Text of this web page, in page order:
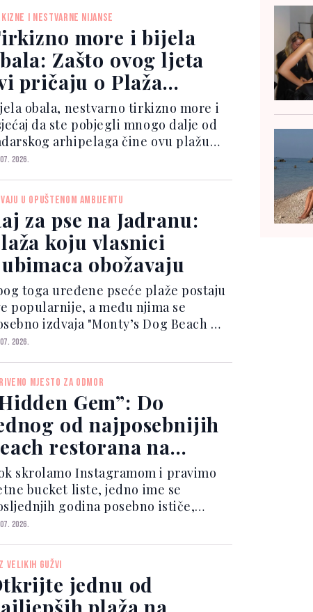
jednog sudbonosnog ljeta.
je prepun no...
I NESTVARNE NIJANSE
more i bijela
Zašto ovog ljeta
pričaju o Plaža
obala, nestvarno tirkizno more i
da ste pobjegli mnogo dalje od
arhipelaga čine ovu plažu
od onih mjesta koja se ne
chatu, nego vrlo brzo završe
listi des...
2026.
U OPUŠTENOM AMBIJENTU
za pse na Jadranu:
koju vlasnici
obožavaju
toga uređene pseće plaže postaju
popularnije, a među njima se
izdvaja "Monty’s Dog Beach &
jedna od najpoznatijih takvih
u Crikvenica, Monty’s je
više od obične...
2026.
MJESTO ZA ODMOR
Gem”: Do
od najposebnijih
restorana na
stiže se samo
skrolamo Instagramom i pravimo
bucket liste, jedno ime se
godina posebno ističe,
Smještena u zaštićenoj uvali
nije samo još jedan beach bar. To
netaknute priro...
2026.
VELIKIH GUŽVI
jednu od